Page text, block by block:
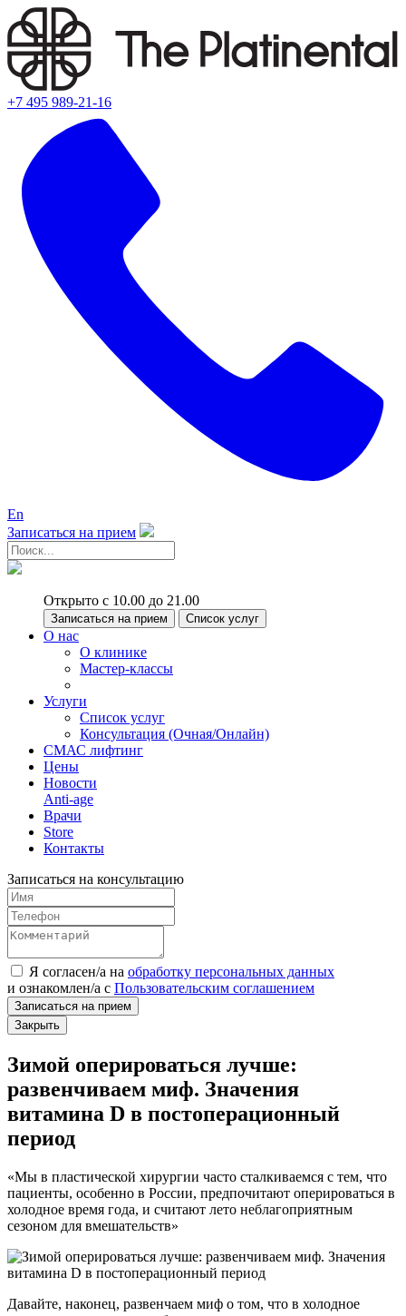
+7 495 989-21-16
En
Записаться на прием
Открыто с 10.00 до 21.00
Записаться на прием Список услуг
О нас
О клинике
Мастер-классы
Услуги
Список услуг
Консультация (Очная/Онлайн)
СМАС лифтинг
Цены
Новости
Anti-age
Врачи
Store
Контакты
Записаться на консультацию
Я согласен/а на обработку персональных данных
и ознакомлен/а с Пользовательским соглашением
Записаться на прием
Закрыть
Зимой оперироваться лучше:
развенчиваем миф. Значения
витамина D в постоперационный
период
«Мы в пластической хирургии часто сталкиваемся с тем, что
пациенты, особенно в России, предпочитают оперироваться в
холодное время года, и считают лето неблагоприятным
сезоном для вмешательств»
Давайте, наконец, развенчаем миф о том, что в холодное